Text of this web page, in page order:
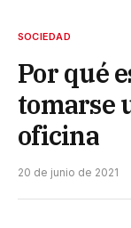
SOCIEDAD
Por qué
tomarse
oficina
20 de junio de 2021